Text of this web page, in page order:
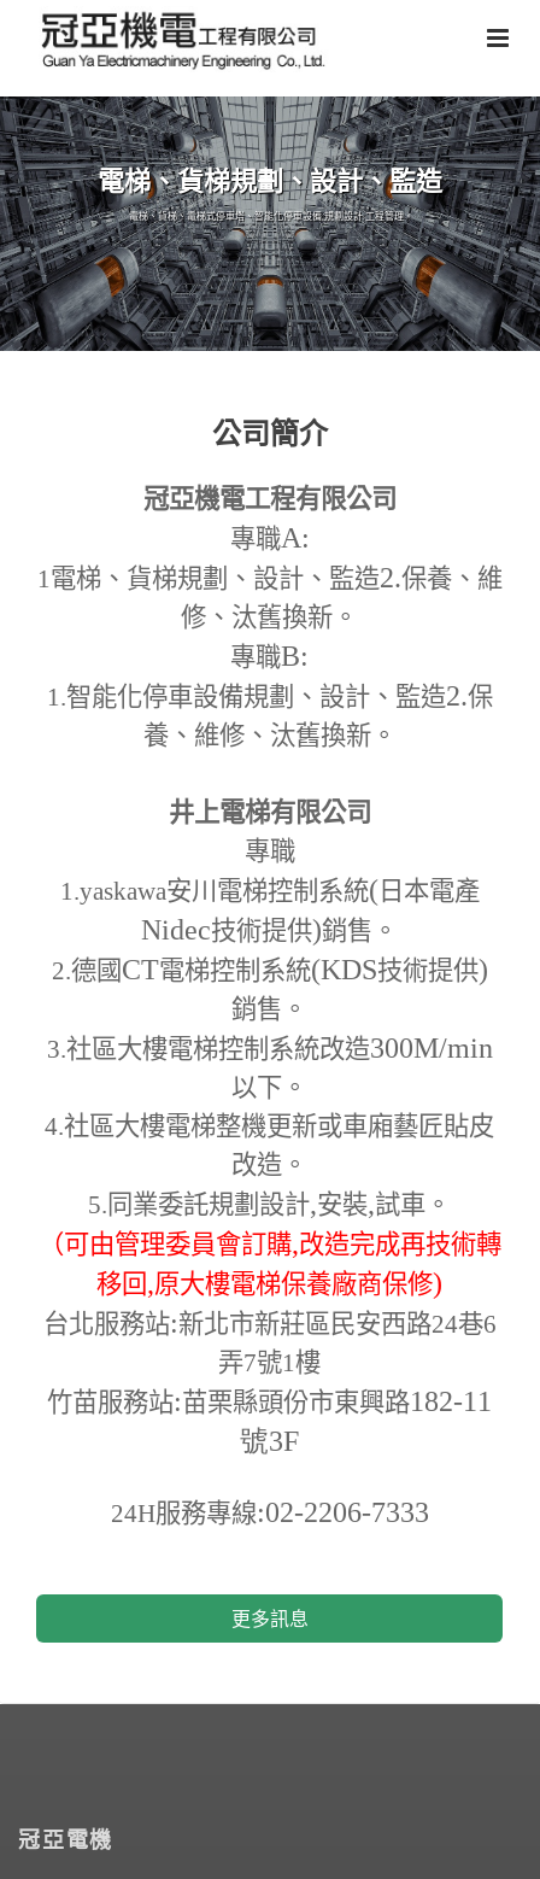
電梯、貨梯規劃、設計、監造
電梯、貨梯、電梯式停車塔、智能化停車設備,規劃設計,工程管理。
公司簡介
冠亞機電工程有限公司
專職A:
1電梯、貨梯規劃、設計、監造2.保養、維
修、汰舊換新。
專職B:
1.智能化停車設備規劃、設計、監造2.保
養、維修、汰舊換新。
井上電梯有限公司
專職
1.yaskawa安川電梯控制系統( 日本電產
Nidec技術提供)銷售。
2.德國 CT電梯控制系統(KDS技術提供)
銷售。
3.社區大樓電梯控制系統改造300M/min
以下。
4.社區大樓電梯整機更新或車廂藝匠貼皮
改造。
5. 同業委託規劃設計,安裝,試車。
（可由管理委員會訂購,改造完成再技術轉
移回,原大樓電梯保養廠商保修)
台北服務站:新北市新莊區民安西路24巷6
弄7號1樓
竹苗服務站:苗栗縣頭份市東興路182-11
號3F
24H服務專線:02-2206-7333
更多訊息
冠亞電機